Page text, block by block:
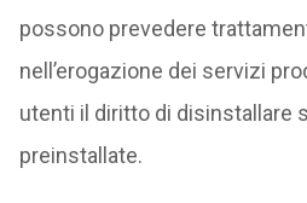
possono prevedere
nell’erogazione dei servizi
utenti il diritto di disinstallare
preinstallate.